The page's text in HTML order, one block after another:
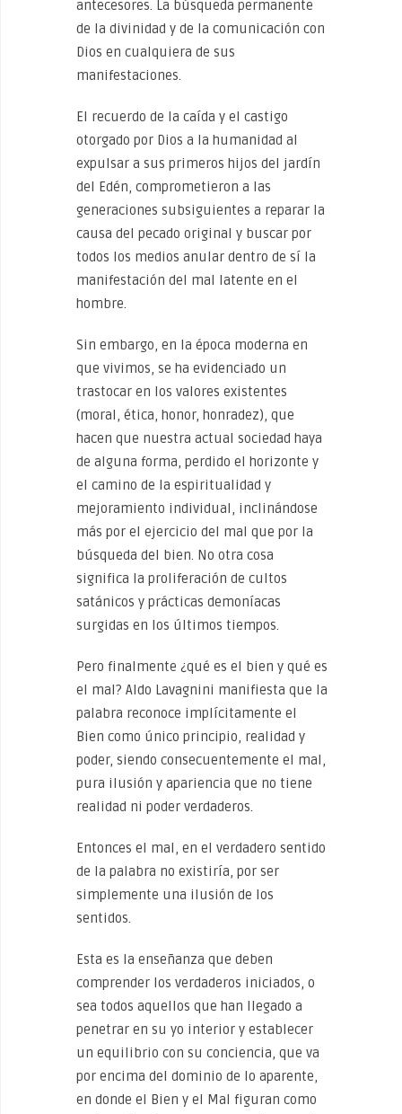
antecesores. La búsqueda permanente
de la divinidad y de la comunicación con
Dios en cualquiera de sus
manifestaciones.
El recuerdo de la caída y el castigo
otorgado por Dios a la humanidad al
expulsar a sus primeros hijos del jardín
del Edén, comprometieron a las
generaciones subsiguientes a reparar la
causa del pecado original y buscar por
todos los medios anular dentro de sí la
manifestación del mal latente en el
hombre.
Sin embargo, en la época moderna en
que vivimos, se ha evidenciado un
trastocar en los valores existentes
(moral, ética, honor, honradez), que
hacen que nuestra actual sociedad haya
de alguna forma, perdido el horizonte y
el camino de la espiritualidad y
mejoramiento individual, inclinándose
más por el ejercicio del mal que por la
búsqueda del bien. No otra cosa
significa la proliferación de cultos
satánicos y prácticas demoníacas
surgidas en los últimos tiempos.
Pero finalmente ¿qué es el bien y qué es
el mal? Aldo Lavagnini manifiesta que la
palabra reconoce implícitamente el
Bien como único principio, realidad y
poder, siendo consecuentemente el mal,
pura ilusión y apariencia que no tiene
realidad ni poder verdaderos.
Entonces el mal, en el verdadero sentido
de la palabra no existiría, por ser
simplemente una ilusión de los
sentidos.
Esta es la enseñanza que deben
comprender los verdaderos iniciados, o
sea todos aquellos que han llegado a
penetrar en su yo interior y establecer
un equilibrio con su conciencia, que va
por encima del dominio de lo aparente,
en donde el Bien y el Mal figuran como